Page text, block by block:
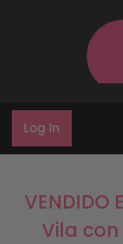
Log In
Vila